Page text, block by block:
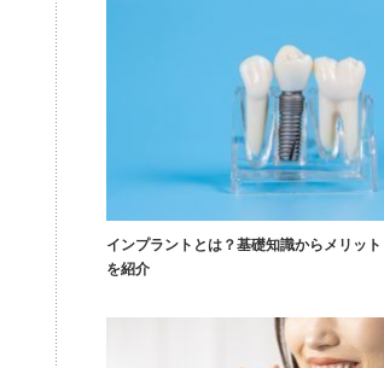
インプラントとは？基礎知識からメリッ
を紹介